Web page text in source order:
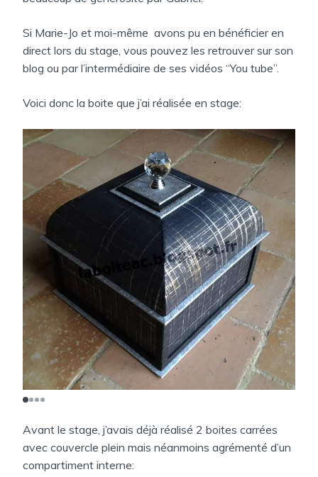
Si Marie-Jo et moi-même avons pu en bénéficier en
direct lors du stage, vous pouvez les retrouver sur son
blog ou par l’intermédiaire de ses vidéos “You tube”.
Voici donc la boite que j’ai réalisée en stage:
Avant le stage, j’avais déjà réalisé 2 boites carrées
avec couvercle plein mais néanmoins agrémenté d’un
compartiment interne: